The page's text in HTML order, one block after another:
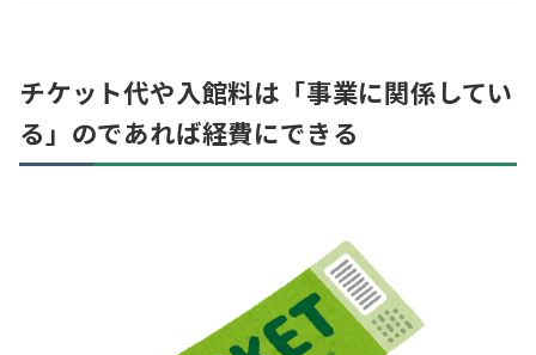
チケット代や入館料は「事業に関係してい
る」のであれば経費にできる